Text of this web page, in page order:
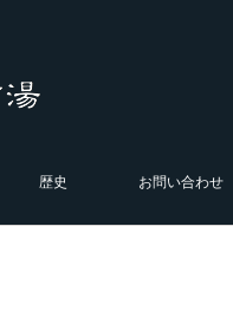
歴史 お問い合わせ